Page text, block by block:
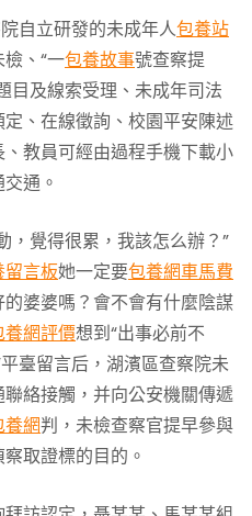
自立研發的未成年人包養站
、“一包養故事號查察提
目及線索受理、未成年司法
、在線徵詢、校園平安陳述
教員可經由過程手機下載小
通。
，覺得很累，我該怎么辦？”
留言板她一定要包養網車馬費
婆婆嗎？會不會有什麼陰謀
養網評價想到“出事必前不
臺留言后，湖濱區查察院未
絡接觸，并向公安機關傳遞
養網判，未檢查察官提早參與
取證標的目的。